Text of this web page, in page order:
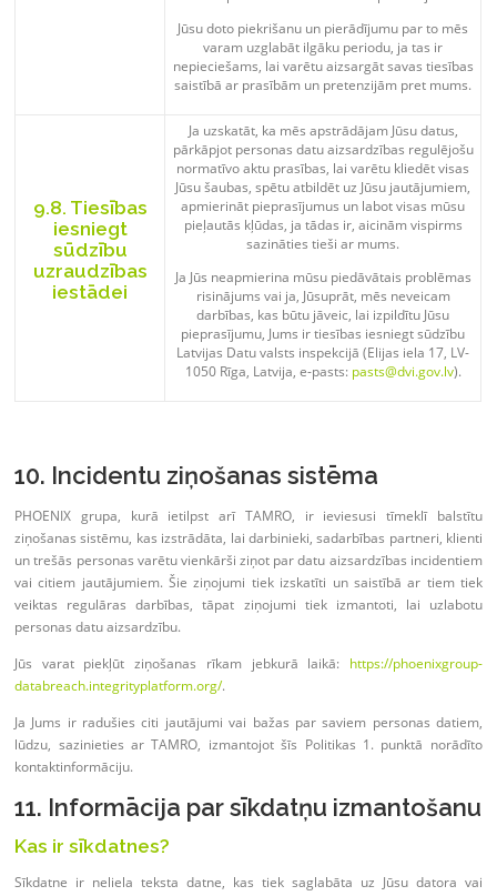
Jūsu doto piekrišanu un pierādījumu par to mēs
varam uzglabāt ilgāku periodu, ja tas ir
nepieciešams, lai varētu aizsargāt savas tiesības
saistībā ar prasībām un pretenzijām pret mums.
9.8. Tiesības
iesniegt
sūdzību
uzraudzības
iestādei
Ja uzskatāt, ka mēs apstrādājam Jūsu datus,
pārkāpjot personas datu aizsardzības regulējošu
normatīvo aktu prasības, lai varētu kliedēt visas
Jūsu šaubas, spētu atbildēt uz Jūsu jautājumiem,
apmierināt pieprasījumus un labot visas mūsu
pieļautās kļūdas, ja tādas ir, aicinām vispirms
sazināties tieši ar mums.
Ja Jūs neapmierina mūsu piedāvātais problēmas
risinājums vai ja, Jūsuprāt, mēs neveicam
darbības, kas būtu jāveic, lai izpildītu Jūsu
pieprasījumu, Jums ir tiesības iesniegt sūdzību
Latvijas Datu valsts inspekcijā (Elijas iela 17, LV-
1050 Rīga, Latvija, e-pasts: pasts@dvi.gov.lv).
10. Incidentu ziņošanas sistēma
PHOENIX grupa, kurā ietilpst arī TAMRO, ir ieviesusi tīmeklī balstītu
ziņošanas sistēmu, kas izstrādāta, lai darbinieki, sadarbības partneri, klienti
un trešās personas varētu vienkārši ziņot par datu aizsardzības incidentiem
vai citiem jautājumiem. Šie ziņojumi tiek izskatīti un saistībā ar tiem tiek
veiktas regulāras darbības, tāpat ziņojumi tiek izmantoti, lai uzlabotu
personas datu aizsardzību.
Jūs varat piekļūt ziņošanas rīkam jebkurā laikā: https://phoenixgroup-
databreach.integrityplatform.org/.
Ja Jums ir radušies citi jautājumi vai bažas par saviem personas datiem,
lūdzu, sazinieties ar TAMRO, izmantojot šīs Politikas 1. punktā norādīto
kontaktinformāciju.
11. Informācija par sīkdatņu izmantošanu
Kas ir sīkdatnes?
Sīkdatne ir neliela teksta datne, kas tiek saglabāta uz Jūsu datora vai